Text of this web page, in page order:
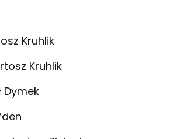
Kruhlik
Kruhlik
Dymek